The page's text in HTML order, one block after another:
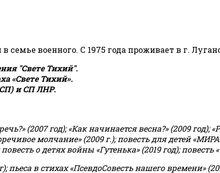
в семье военного. С 1975 года проживает в г.
"Свете Тихий".
«Свете Тихий».
и СП ЛНР.
(2007 год); «Как начинается весна?» (2009 год);
молчание» (2009 г.); повесть для детей
о детях войны «Гутенька» (2019 год);
в стихах «ПсевдоСовесть нашего времени»